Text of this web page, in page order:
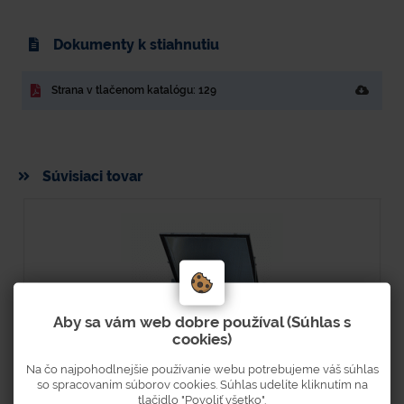
Dokumenty k stiahnutiu
Strana v tlačenom katalógu: 129
Súvisiaci tovar
Aby sa vám web dobre používal (Súhlas s
cookies)
Na čo najpohodlnejšie používanie webu potrebujeme váš súhlas
so spracovaním súborov cookies. Súhlas udelíte kliknutím na
tlačidlo "Povoliť všetko".